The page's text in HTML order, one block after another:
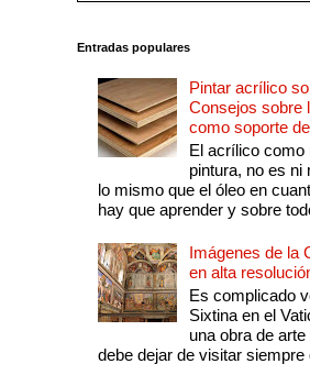
Entradas populares
Pintar acrílico
Consejos sobre
como soporte
El acrílico como
pintura, no es ni
lo mismo que el óleo en
hay que aprender y sobre
Imágenes de la
en alta
Es complicado
Sixtina en el
una obra de
debe dejar de visitar siempre